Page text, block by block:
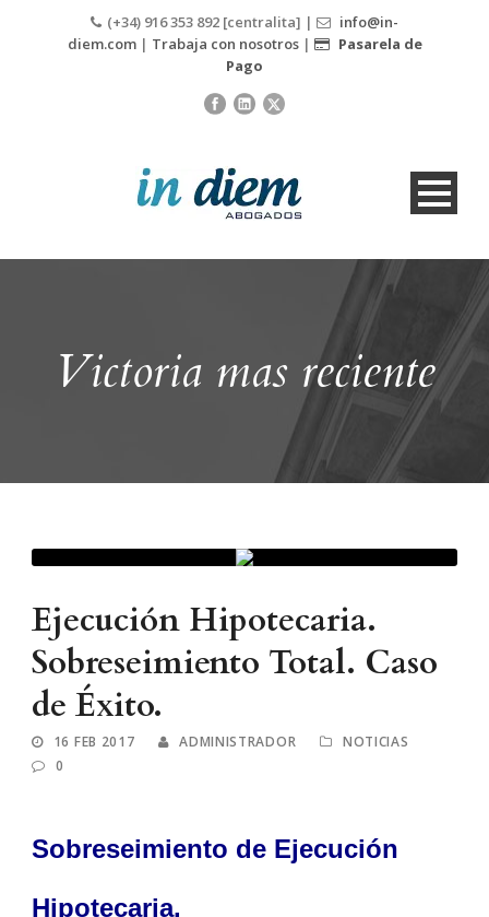
(+34) 916 353 892 [centralita] |
info@in-
diem.com| Trabaja con nosotros|
Pasarela de
Pago
Victoria mas reciente
Ejecución Hipotecaria.
Sobreseimiento Total. Caso
de Éxito.
16 FEB 2017 ADMINISTRADOR
NOTICIAS
0
Sobreseimiento de Ejecución
Hipotecaria.